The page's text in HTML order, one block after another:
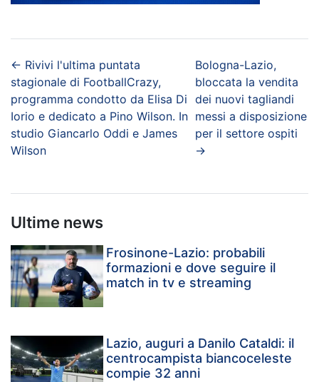
← Rivivi l'ultima puntata
stagionale di FootballCrazy,
programma condotto da Elisa Di
Iorio e dedicato a Pino Wilson. In
studio Giancarlo Oddi e James
Wilson
Bologna-Lazio,
bloccata la vendita
dei nuovi tagliandi
messi a disposizione
per il settore ospiti
→
Ultime news
Frosinone-Lazio: probabili
formazioni e dove seguire il
match in tv e streaming
Lazio, auguri a Danilo Cataldi: il
centrocampista biancoceleste
compie 32 anni